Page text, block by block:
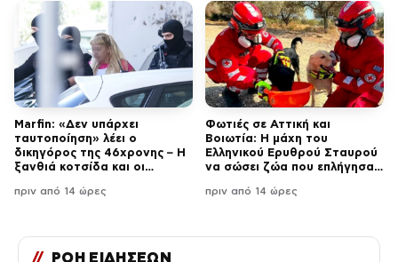
Marfin: «Δεν υπάρχει
ταυτοποίηση» λέει ο
δικηγόρος της 46χρονης – Η
ξανθιά κοτσίδα και οι
πριν από 14 ώρες
Φωτιές σε Αττική και
Βοιωτία: Η μάχη του
Ελληνικού Ερυθρού Σταυρού
να σώσει ζώα που επλήγησαν
πριν από 14 ώρες
// ΡΟΗ ΕΙΔΗΣΕΩΝ